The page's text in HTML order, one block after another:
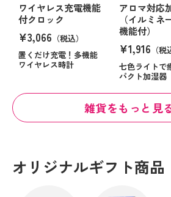
ワイヤレス充電機能
付クロック
¥3,066 （税込）
置くだけ充電！多機能
ワイヤレス時計
アロマ対応
（イルミネ
機能付）
¥1,916 （税
七色ライトで
パクト加湿器
雑貨をもっと見
オリジナルギフト商品